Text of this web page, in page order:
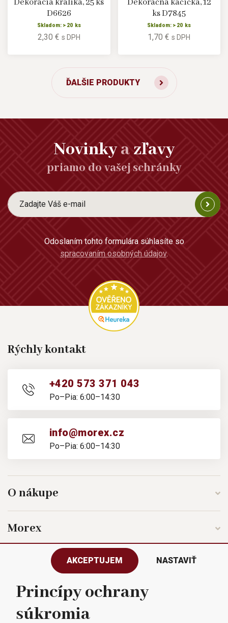
Dekorácia králika, 25 ks
D6626
Skladom: > 20 ks
2,30 € s DPH
Dekoračná kačička, 12
ks D7845
Skladom: > 20 ks
1,70 €s DPH
ĎALŠIE PRODUKTY
Novinkyazľavy
priamo do vašej schránky
Odoslaním tohto formulára súhlasíte so
spracovaním osobných údajov.
Rýchly kontakt
+420 573 371 043
Po–Pia: 6:00–14:30
info@morex.cz
Po–Pia: 6:00–14:30
O nákupe
Morex
Sledujte nás
Všetky práva vyhradené © 2023
AKCEPTUJEM NASTAVIŤ
Princípy ochrany
súkromia